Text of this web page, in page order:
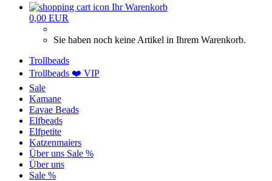
Ihr Warenkorb
0,00 EUR
Sie haben noch keine Artikel in Ihrem Warenkorb.
Trollbeads
Trollbeads ❤️ VIP
Sale
Kamane
Eavae Beads
Elfbeads
Elfpetite
Katzenmaiers
Über uns Sale %
Über uns
Sale %